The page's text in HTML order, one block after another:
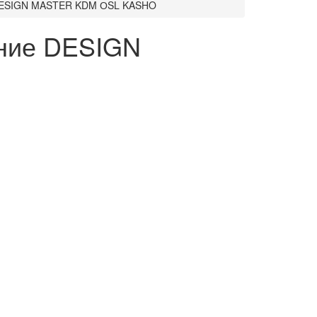
MASTER KDM ОSL KASHO
DESIGN